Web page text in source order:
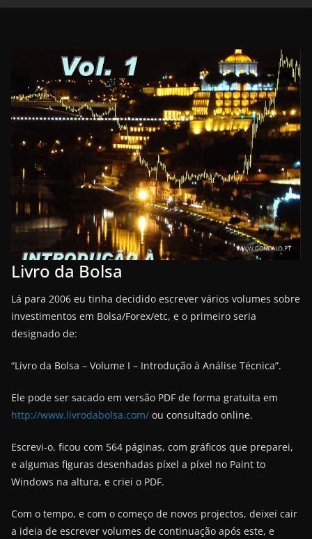
Livro da Bolsa
Lá para 2006 eu tinha decidido escrever vários volumes sobre
investimentos em Bolsa/Forex/etc, e o primeiro seria
designado de:
“Livro da Bolsa – Volume I – Introdução à Análise Técnica”.
Ele pode ser sacado em versão PDF de forma gratuita em
http://www.livrodabolsa.com/ ou consultado online.
Escrevi-o, ficou com 564 páginas, com gráficos que preparei,
e algumas figuras desenhadas píxel a píxel no Paint to
Windows na altura, e criei o PDF.
Com o tempo, e com o começo de novos projectos, deixei cair
a ideia de escrever volumes de continuação após este, e